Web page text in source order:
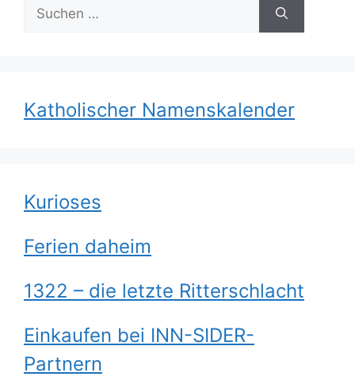
nach:
Katholischer Namenskalender
Kurioses
Ferien daheim
1322 – die letzte Ritterschlacht
Einkaufen bei INN-SIDER-
Partnern